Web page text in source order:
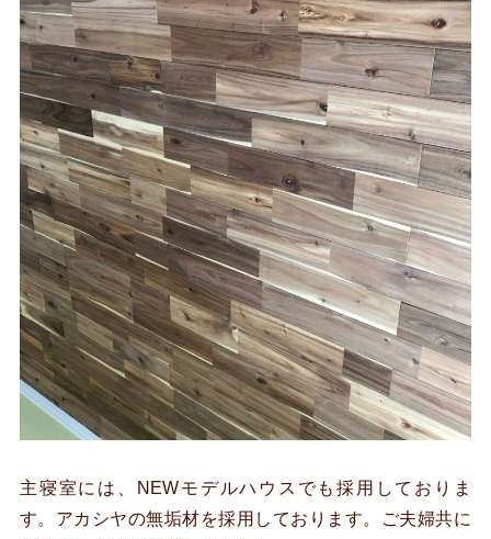
主寝室には、NEWモデルハウスでも採用しておりま
す。アカシヤの無垢材を採用しております。ご夫婦共に